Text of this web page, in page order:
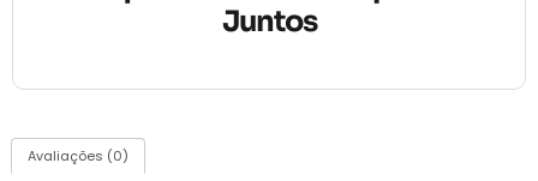
Juntos
Avaliações (0)